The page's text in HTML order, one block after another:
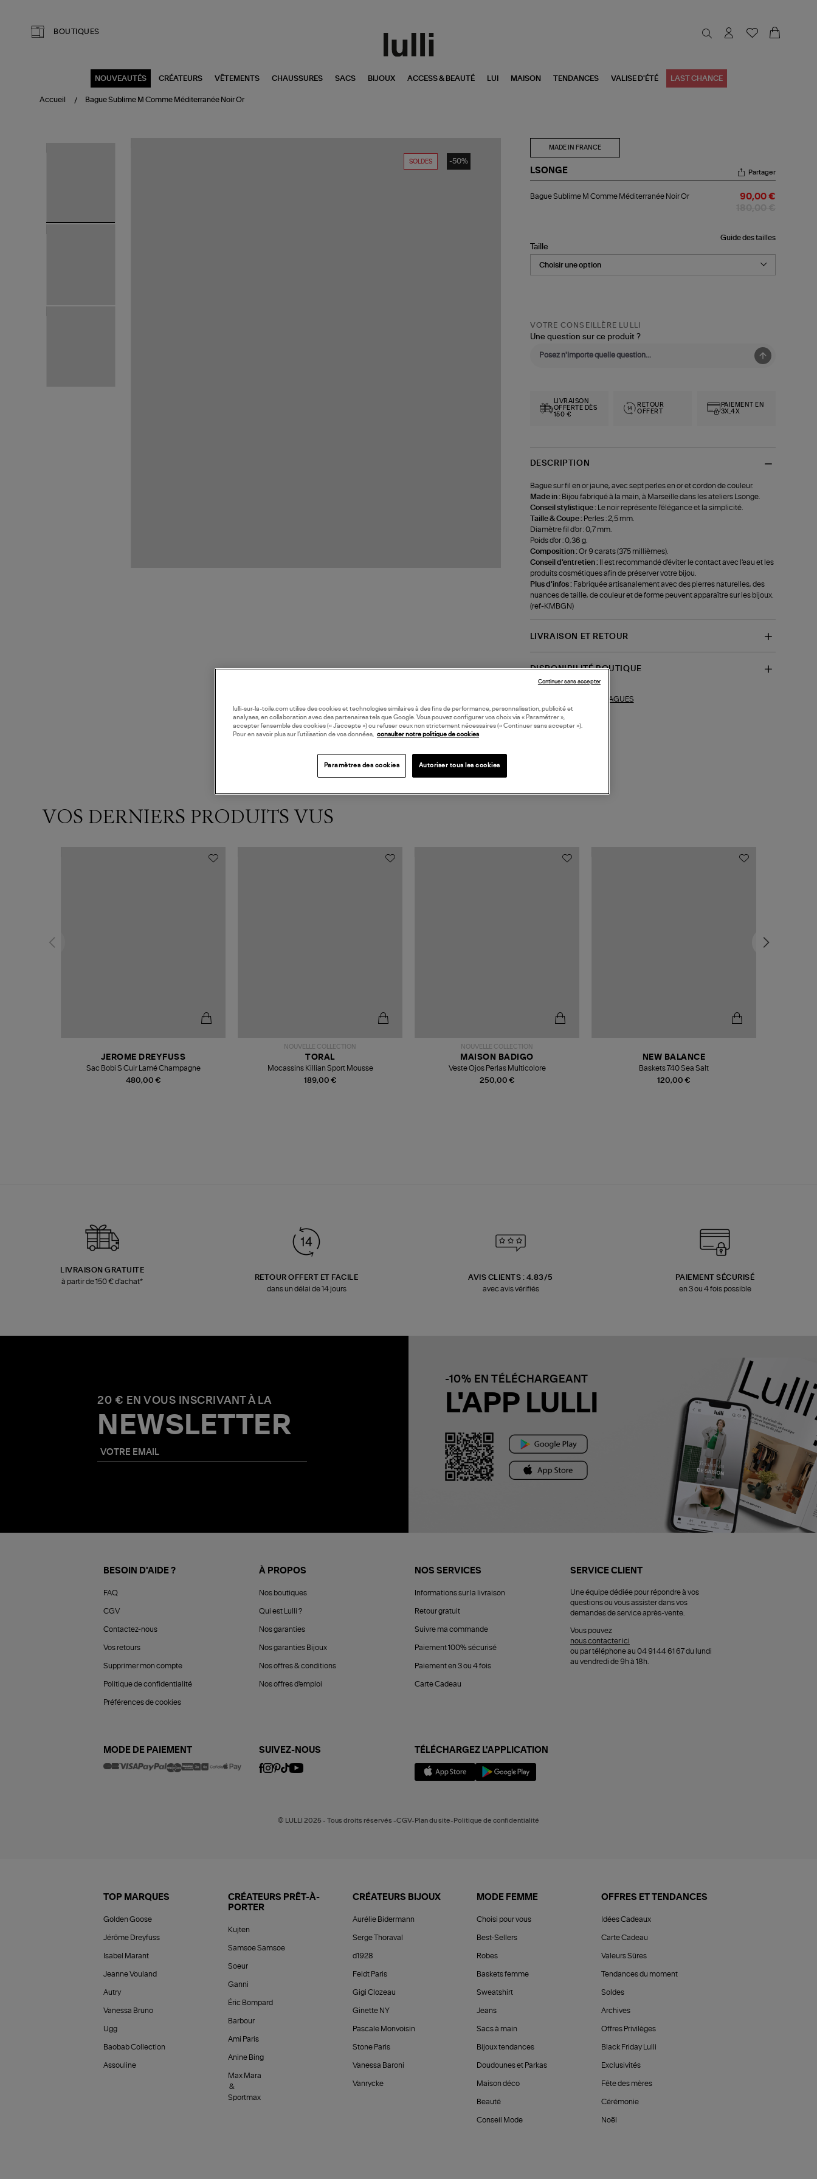
BOUTIQUES
NOUVEAUTÉS CRÉATEURS VÊTEMENTS CHAUSSURES SACS BIJOUX ACCESS & BEAUTÉ LUI MAISON TENDANCES VALISE D'ÉTÉ LAST CHANCE
Accueil Bague Sublime M Comme Méditerranée Noir Or
SOLDES -50%
MADE IN FRANCE
LSONGE
Sublime
Or
Partager
Bague Sublime M Comme Méditerranée Noir Or 90,00 €
Guide des tailles
Taille
VOTRE CONSEILLÈRE LULLI
Une question sur ce produit ?
LIVRAISON
OFFERTE DÈS
150 €
RETOUR
OFFERT
PAIEMENT EN
3X,4X
DESCRIPTION
Bague sur fil en or jaune, avec sept perles en or et cordon de couleur.
Made in : Bijou fabriqué à la main, à Marseille dans les ateliers Lsonge.
Conseil stylistique :
Le noir représente l'élégance et la simplicité.
Taille & Coupe : Perles : 2,5 mm.
Diamètre fil d'or : 0,7 mm.
Poids d'or : 0,36 g.
Composition :Or 9 carats (375 millièmes).
Conseil d'entretien :
Il est recommandé d'éviter le contact avec l'eau et les
produits cosmétiques afin de préserver votre bijou.
Plus d'infos : Fabriquée artisanalement avec des pierres naturelles, des
nuances de taille, de couleur et de forme peuvent apparaître sur les bijoux.
(ref-KMBGN)
LIVRAISON ET RETOUR
DISPONIBILITÉ BOUTIQUE
BAGUES
VOS DERNIERS PRODUITS VUS
480,00 €
JEROME DREYFUSS
Sac Bobi S Cuir Lamé Champagne
NOUVELLE COLLECTION
189,00 €
TORAL
Mocassins Killian Sport Mousse
NOUVELLE COLLECTION
250,00 €
MAISON BADIGO
Veste Ojos Perlas Multicolore
120,00 €
NEW BALANCE
Baskets 740 Sea Salt
LIVRAISON GRATUITE
à partir de 150 € d'achat*
RETOUR OFFERT ET FACILE
dans un délai de 14 jours
AVIS CLIENTS : 4.83/5
avec avis vérifiés
PAIEMENT SÉCURISÉ
en 3 ou 4 fois possible
20 € EN VOUS INSCRIVANT À LA
NEWSLETTER
-10% EN TÉLÉCHARGEANT
L'APP LULLI
BESOIN D'AIDE ?
FAQ
CGV
Contactez-nous
Vos retours
Supprimer mon compte
Politique de confidentialité
Préférences de cookies
À PROPOS
Nos boutiques
Qui est Lulli ?
Nos garanties
Nos garanties Bijoux
Nos offres & conditions
Nos offres d'emploi
NOS SERVICES
Informations sur la livraison
Retour gratuit
Suivre ma commande
Paiement 100% sécurisé
Paiement en 3 ou 4 fois
Carte Cadeau
SERVICE CLIENT
Une équipe dédiée pour répondre à vos
questions ou vous assister dans vos
demandes de service après-vente.
Vous pouvez
nous contacter ici
ou par téléphone au 04 91 44 61 67 du lundi
au vendredi de 9h à 18h.
MODE DE PAIEMENT SUIVEZ-NOUS TÉLÉCHARGEZ L'APPLICATION
© LULLI 2025 - Tous droits réservés -CGV-Plan du site-Politique de confidentialité
TOP MARQUES
Golden Goose
Jérôme Dreyfuss
Isabel Marant
Jeanne Vouland
Autry
Vanessa Bruno
Ugg
Baobab Collection
Assouline
CRÉATEURS PRÊT-À-
PORTER
Kujten
Samsoe Samsoe
Soeur
Ganni
Éric Bompard
Barbour
Ami Paris
Anine Bing
Max Mara
&
Sportmax
CRÉATEURS BIJOUX
Aurélie Bidermann
Serge Thoraval
d1928
Feidt Paris
Gigi Clozeau
Ginette NY
Pascale Monvoisin
Stone Paris
Vanessa Baroni
Vanrycke
MODE FEMME
Choisi pour vous
Best-Sellers
Robes
Baskets femme
Sweatshirt
Jeans
Sacs à main
Bijoux tendances
Doudounes et Parkas
Maison déco
Beauté
Conseil Mode
OFFRES ET TENDANCES
Idées Cadeaux
Carte Cadeau
Valeurs Sûres
Tendances du moment
Soldes
Archives
Offres Privilèges
Black Friday Lulli
Exclusivités
Fête des mères
Cérémonie
Noël
lulli-sur-la-toile.com utilise des cookies et technologies similaires à des fins de performance, personnalisation, publicité et
analyses, en collaboration avec des partenaires tels que Google. Vous pouvez configurer vos choix via « Paramétrer »,
accepter l’ensemble des cookies (« J’accepte ») ou refuser ceux non strictement nécessaires (« Continuer sans accepter »).
Pour en savoir plus sur l’utilisation de vos données,
consulter notre politique de cookies
Paramètres des cookies Autoriser tous les cookies
Continuer sans accepter